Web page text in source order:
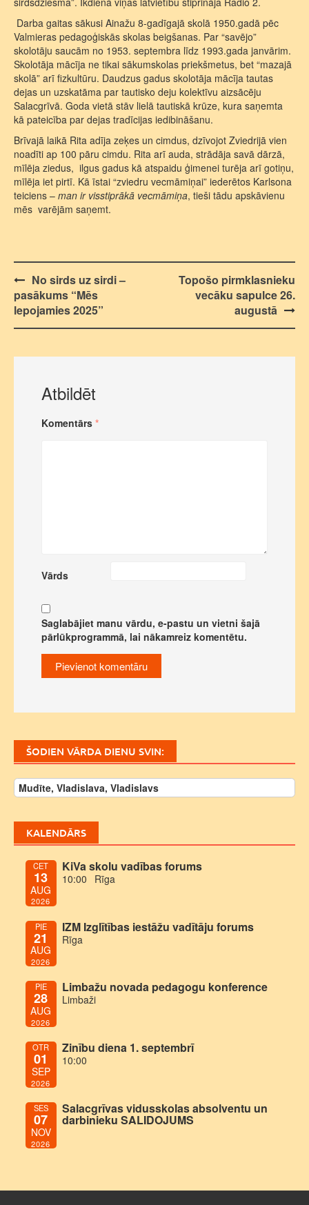
Darba gaitas sākusi Ainažu 8-gadīgajā skolā 1950.gadā pēc
Valmieras pedagoģiskās skolas beigšanas. Par “savējo”
skolotāju saucām no 1953. septembra līdz 1993.gada janvārim.
Skolotāja mācīja ne tikai sākumskolas priekšmetus, bet “mazajā
skolā” arī fizkultūru. Daudzus gadus skolotāja mācīja tautas
dejas un uzskatāma par tautisko deju kolektīvu aizsācēju
Salacgrīvā. Goda vietā stāv lielā tautiskā krūze, kura saņemta
kā pateicība par dejas tradīcijas iedibināšanu.
Brīvajā laikā Rita adīja zeķes un cimdus, dzīvojot Zviedrijā vien
noadīti ap 100 pāru cimdu. Rita arī auda, strādāja savā dārzā,
mīlēja ziedus, ilgus gadus kā atspaidu ģimenei turēja arī gotiņu,
mīlēja iet pirtī. Kā īstai “zviedru vecmāmiņai” iederētos Karlsona
teiciens – man ir visstiprākā vecmāmiņa, tieši tādu apskāvienu
mēs varējām saņemt.
Post
navigation
No sirds uz sirdi –
pasākums “Mēs
lepojamies 2025”
Topošo pirmklasnieku
vecāku sapulce 26.
augustā
Atbildēt
Komentārs *
Vārds
Saglabājiet manu vārdu, e-pastu un vietni šajā
pārlūkprogrammā, lai nākamreiz komentētu.
ŠODIEN VĀRDA DIENU SVIN:
Mudīte, Vladislava, Vladislavs
KALENDĀRS
CET
13
AUG
2026
KiVa skolu vadības forums
10:00 Rīga
PIE
21
AUG
2026
IZM Izglītības iestāžu vadītāju forums
Rīga
PIE
28
AUG
2026
Limbažu novada pedagogu konference
Limbaži
OTR
01
SEP
2026
Zinību diena 1. septembrī
10:00
SES
07
NOV
2026
Salacgrīvas vidusskolas absolventu un
darbinieku SALIDOJUMS